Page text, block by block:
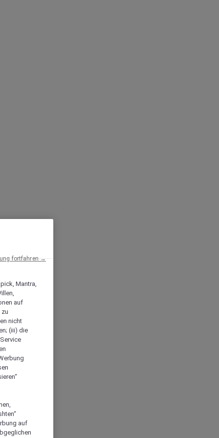
Mantra,
auf
zu
nicht
(iii) die
auf
fortfahren →